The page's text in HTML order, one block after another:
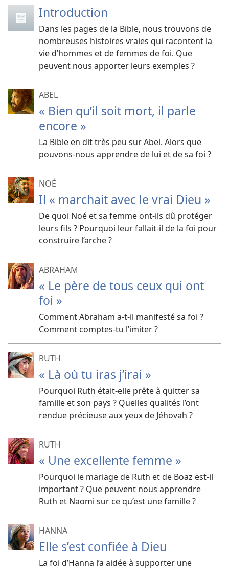
Introduction
Dans les pages de la Bible, nous trouvons de
nombreuses histoires vraies qui racontent la
vie d’hommes et de femmes de foi. Que
peuvent nous apporter leurs exemples ?
ABEL
« Bien qu’il soit mort, il parle
encore »
La Bible en dit très peu sur Abel. Alors que
pouvons-nous apprendre de lui et de sa foi ?
NOÉ
Il « marchait avec le vrai Dieu »
De quoi Noé et sa femme ont-ils dû protéger
leurs fils ? Pourquoi leur fallait-il de la foi pour
construire l’arche ?
ABRAHAM
« Le père de tous ceux qui ont
foi »
Comment Abraham a-t-il manifesté sa foi ?
Comment comptes-tu l’imiter ?
RUTH
« Là où tu iras j’irai »
Pourquoi Ruth était-elle prête à quitter sa
famille et son pays ? Quelles qualités l’ont
rendue précieuse aux yeux de Jéhovah ?
RUTH
« Une excellente femme »
Pourquoi le mariage de Ruth et de Boaz est-il
important ? Que peuvent nous apprendre
Ruth et Naomi sur ce qu’est une famille ?
HANNA
Elle s’est confiée à Dieu
La foi d’Hanna l’a aidée à supporter une